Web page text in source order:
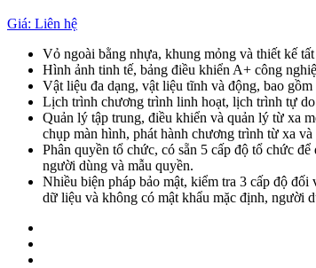
Giá: Liên hệ
Vỏ ngoài bằng nhựa, khung mỏng và thiết kế
Hình ảnh tinh tế, bảng điều khiển A+ công
Vật liệu đa dạng, vật liệu tĩnh và động, bao
Lịch trình chương trình linh hoạt, lịch trình tự do
Quản lý tập trung, điều khiển và quản lý từ xa
chụp màn hình, phát hành chương trình từ xa
Phân quyền tổ chức, có sẵn 5 cấp độ tổ chức
người dùng và mẫu quyền.
Nhiều biện pháp bảo mật, kiểm tra 3 cấp độ
dữ liệu và không có mật khẩu mặc định, người